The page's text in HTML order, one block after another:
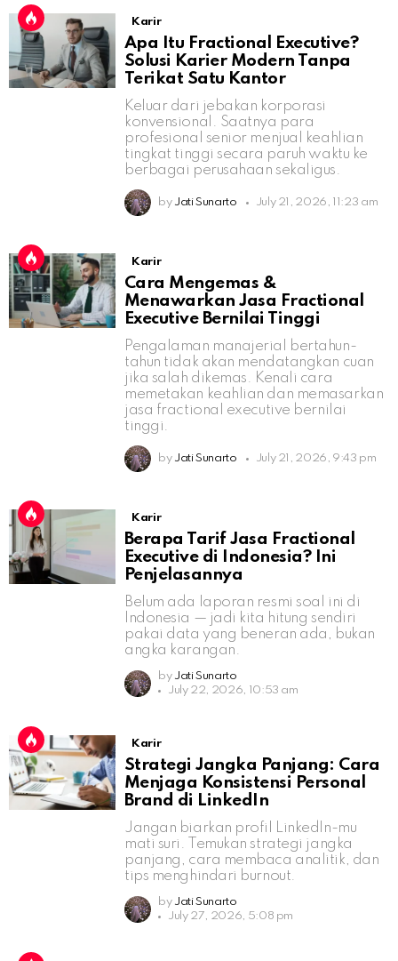
Karir
Apa Itu Fractional Executive?
Solusi Karier Modern Tanpa
Terikat Satu Kantor
Keluar dari jebakan korporasi
konvensional. Saatnya para
profesional senior menjual keahlian
tingkat tinggi secara paruh waktu ke
berbagai perusahaan sekaligus.
by Jati Sunarto July 21, 2026, 11:23 am
Karir
Cara Mengemas &
Menawarkan Jasa Fractional
Executive Bernilai Tinggi
Pengalaman manajerial bertahun-
tahun tidak akan mendatangkan cuan
jika salah dikemas. Kenali cara
memetakan keahlian dan memasarkan
jasa fractional executive bernilai
tinggi.
by Jati Sunarto July 21, 2026, 9:43 pm
Karir
Berapa Tarif Jasa Fractional
Executive di Indonesia? Ini
Penjelasannya
Belum ada laporan resmi soal ini di
Indonesia — jadi kita hitung sendiri
pakai data yang beneran ada, bukan
angka karangan.
by Jati Sunarto
July 22, 2026, 10:53 am
Karir
Strategi Jangka Panjang: Cara
Menjaga Konsistensi Personal
Brand di LinkedIn
Jangan biarkan profil LinkedIn-mu
mati suri. Temukan strategi jangka
panjang, cara membaca analitik, dan
tips menghindari burnout.
by Jati Sunarto
July 27, 2026, 5:08 pm